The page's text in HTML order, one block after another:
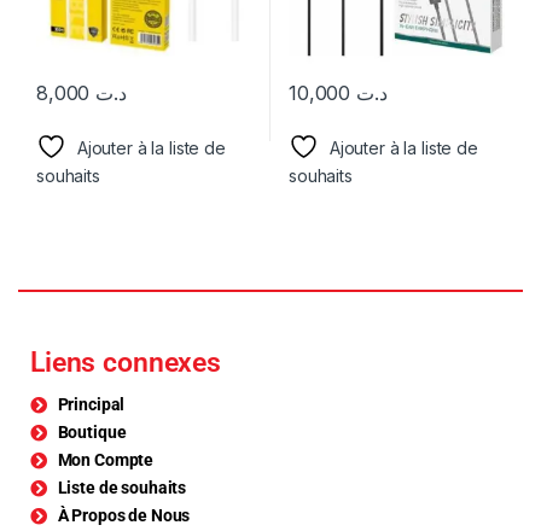
د.ت
Ajouter à la liste de
souhaits
د.ت
Ajouter à la liste de
souhaits
Liens connexes
Principal
Boutique
Mon Compte
Liste de souhaits
À Propos de Nous